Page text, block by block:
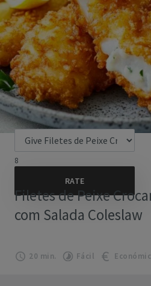
8
Filetes de Peixe
com Salada Coleslaw
20 min. Fácil